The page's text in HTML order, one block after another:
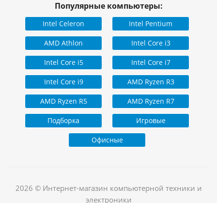
Популярные компьютеры:
Intel Celeron Intel Pentium
AMD Athlon Intel Core i3
Intel Core i5 Intel Core i7
Intel Core i9 AMD Ryzen R3
AMD Ryzen R5 AMD Ryzen R7
Подборка Игровые
Офисные
2026 © Интернет-магазин компьютерной техники и
электроники